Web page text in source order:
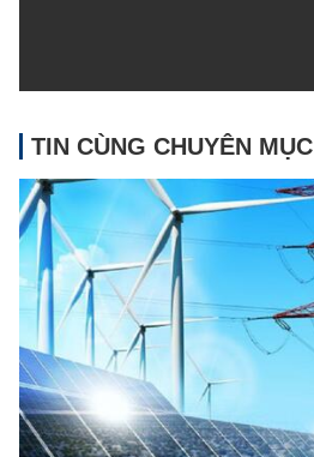
TIN CÙNG CHUYÊN MỤC